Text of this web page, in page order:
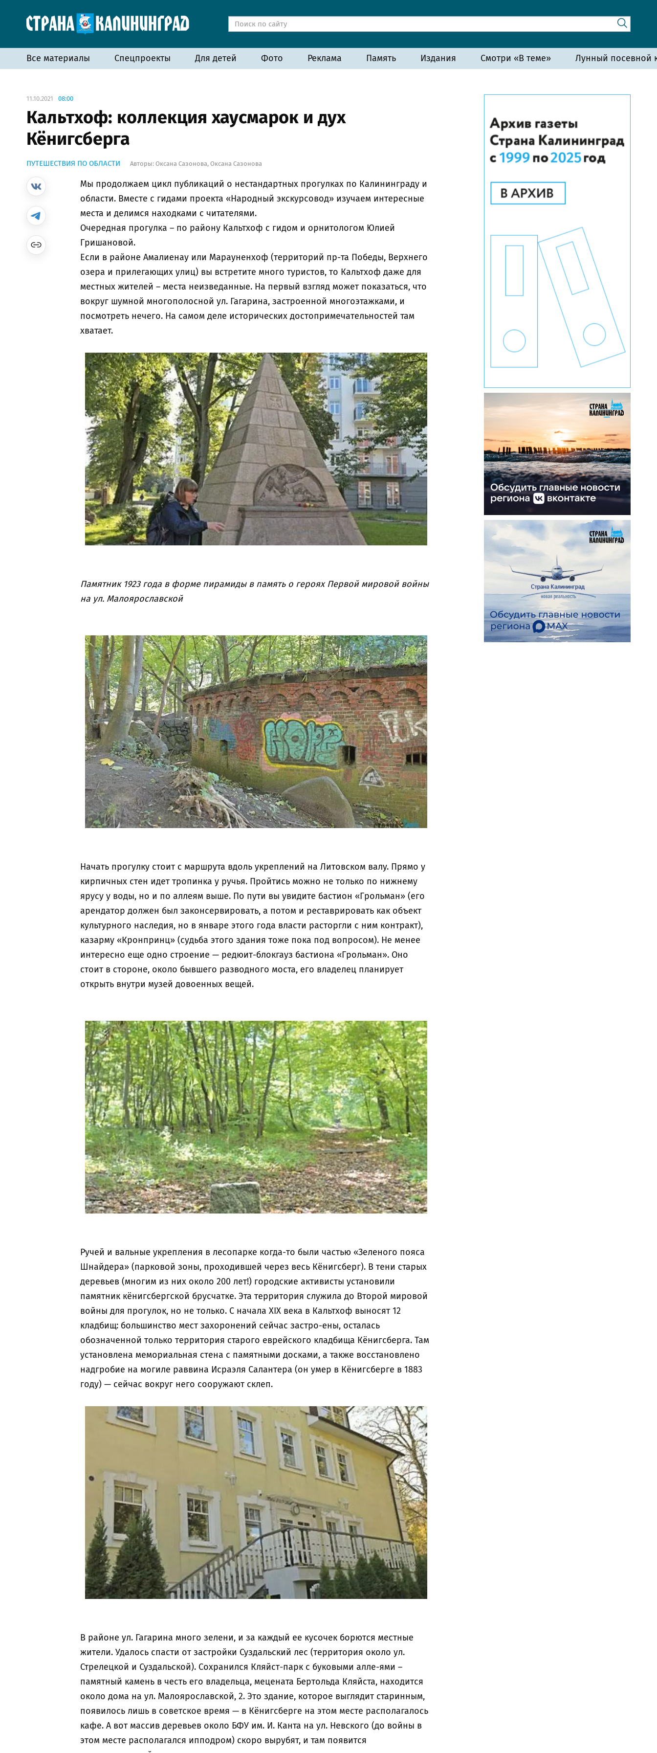
Все материалы Спецпроекты Для детей Фото Реклама Память Издания Смотри «В теме» Лунный посевной
11.10.2021 08:00
Кальтхоф: коллекция хаусмарок и дух
Кёнигсберга
ПУТЕШЕСТВИЯ ПО ОБЛАСТИ Авторы: Оксана Сазонова, Оксана Сазонова
Мы продолжаем цикл публикаций о нестандартных прогулках по Калининграду и
области. Вместе с гидами проекта «Народный экскурсовод» изучаем интересные
места и делимся находками с читателями.
Очередная прогулка – по району Кальтхоф с гидом и орнитологом Юлией
Гришановой.
Если в районе Амалиенау или Марауненхоф (территорий пр-та Победы, Верхнего
озера и прилегающих улиц) вы встретите много туристов, то Кальтхоф даже для
местных жителей – места неизведанные. На первый взгляд может показаться, что
вокруг шумной многополосной ул. Гагарина, застроенной многоэтажками, и
посмотреть нечего. На самом деле исторических достопримечательностей там
хватает.
Памятник 1923 года в форме пирамиды в память о героях Первой мировой войны
на ул. Малоярославской
Начать прогулку стоит с маршрута вдоль укреплений на Литовском валу. Прямо у
кирпичных стен идет тропинка у ручья. Пройтись можно не только по нижнему
ярусу у воды, но и по аллеям выше. По пути вы увидите бастион «Грольман» (его
арендатор должен был законсервировать, а потом и реставрировать как объект
культурного наследия, но в январе этого года власти расторгли с ним контракт),
казарму «Кронпринц» (судьба этого здания тоже пока под вопросом). Не менее
интересно еще одно строение — редюит-блокгауз бастиона «Грольман». Оно
стоит в стороне, около бывшего разводного моста, его владелец планирует
открыть внутри музей довоенных вещей.
Ручей и вальные укрепления в лесопарке когда-то были частью «Зеленого пояса
Шнайдера» (парковой зоны, проходившей через весь Кёнигсберг). В тени старых
деревьев (многим из них около 200 лет!) городские активисты установили
памятник кёнигсбергской брусчатке. Эта территория служила до Второй мировой
войны для прогулок, но не только. С начала XIX века в Кальтхоф выносят 12
кладбищ: большинство мест захоронений сейчас застро-ены, осталась
обозначенной только территория старого еврейского кладбища Кёнигсберга. Там
установлена мемориальная стена с памятными досками, а также восстановлено
надгробие на могиле раввина Исраэля Салантера (он умер в Кёнигсберге в 1883
году) — сейчас вокруг него сооружают склеп.
В районе ул. Гагарина много зелени, и за каждый ее кусочек борются местные
жители. Удалось спасти от застройки Суздальский лес (территория около ул.
Стрелецкой и Суздальской). Сохранился Кляйст-парк с буковыми алле-ями –
памятный камень в честь его владельца, мецената Бертольда Кляйста, находится
около дома на ул. Малоярославской, 2. Это здание, которое выглядит старинным,
появилось лишь в советское время — в Кёнигсберге на этом месте располагалось
кафе. А вот массив деревьев около БФУ им. И. Канта на ул. Невского (до войны в
этом месте располагался ипподром) скоро вырубят, и там появится